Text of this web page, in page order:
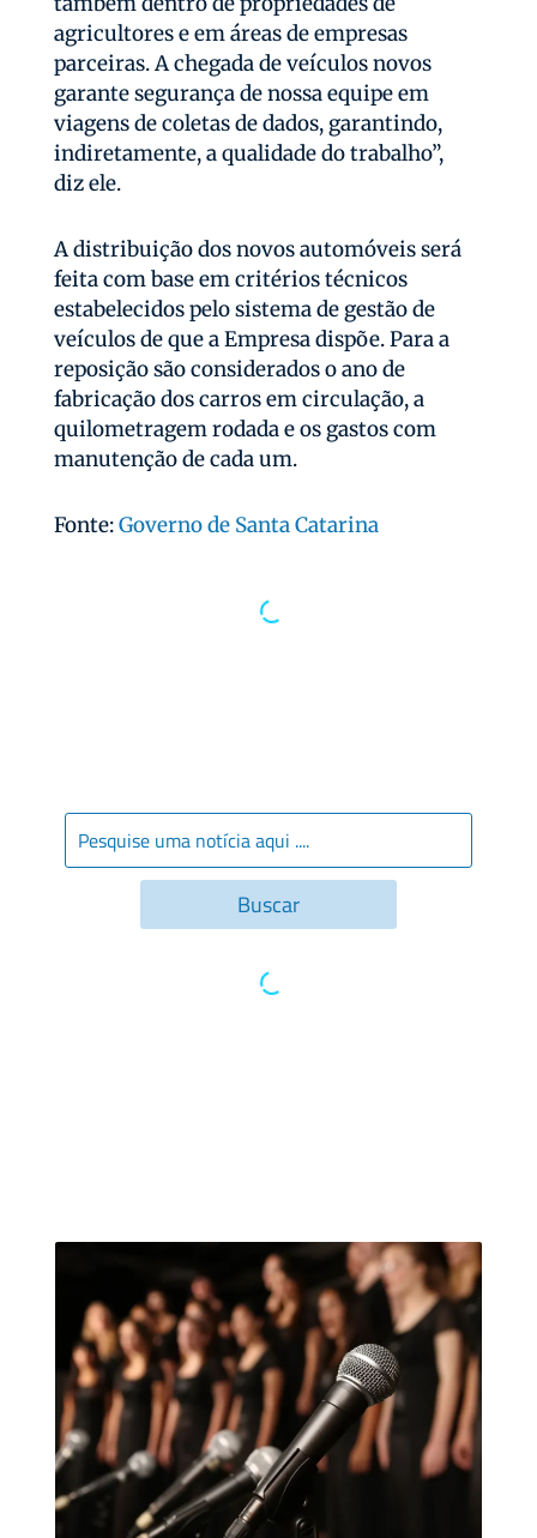
agricultores e em áreas de empresas
parceiras. A chegada de veículos novos
garante segurança de nossa equipe em
viagens de coletas de dados, garantindo,
indiretamente, a qualidade do trabalho”,
diz ele.
A distribuição dos novos automóveis será
feita com base em critérios técnicos
estabelecidos pelo sistema de gestão de
veículos de que a Empresa dispõe. Para a
reposição são considerados o ano de
fabricação dos carros em circulação, a
quilometragem rodada e os gastos com
manutenção de cada um.
Fonte:Governo de Santa Catarina